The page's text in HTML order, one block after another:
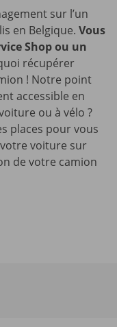
sur l’un
en Belgique. Vous
Shop ou un
récupérer
! Notre point
accessible en
ou à vélo ?
places pour vous
voiture sur
de votre camion